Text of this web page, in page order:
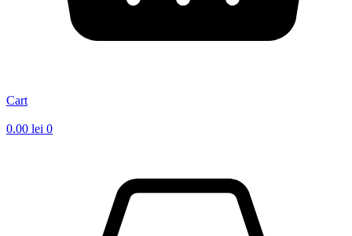
Cart
0.00 lei 0